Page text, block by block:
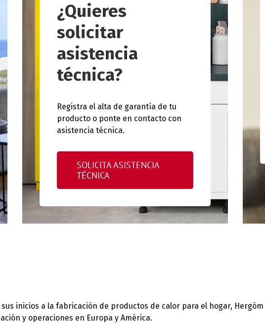
¿Quieres
solicitar
asistencia
técnica?
Registra el alta de garantía de tu
producto o ponte en contacto con
asistencia técnica.
SOLICITA ASISTENCIA
TÉCNICA
inicios a la fabricación de productos de calor para el hogar,
y operaciones en Europa y América.